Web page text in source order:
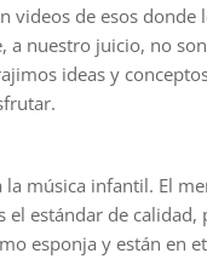
de esos donde
a nuestro juicio, no
ideas y
música infantil. El
estándar de calidad,
esponja y están en